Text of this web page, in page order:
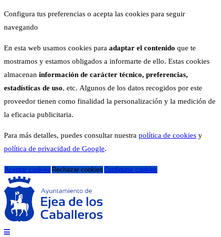
Configura tus preferencias o acepta las cookies para seguir
navegando
En esta web usamos cookies para adaptar el contenido que te
mostramos y estamos obligados a informarte de ello. Estas cookies
almacenan información de carácter técnico, preferencias,
estadísticas de uso, etc. Algunos de los datos recogidos por este
proveedor tienen como finalidad la personalización y la medición de
la eficacia publicitaria.
Para más detalles, puedes consultar nuestra política de cookies y
política de privacidad de Google.
Aceptar cookies Rechazar cookies Configurar cookies